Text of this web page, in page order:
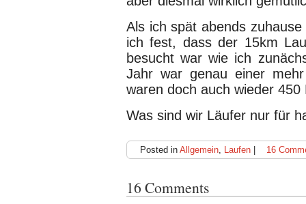
Als ich spät abends
ich fest, dass der 15km
besucht war wie ich
Jahr war genau einer
waren doch auch wieder 450
Was sind wir Läufer nur für
Posted in Allgemein Laufen | 16
16 Comments